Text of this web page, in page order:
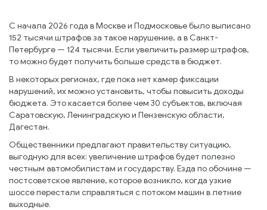
С начала 2026 года в Москве и Подмосковье было выписано
152 тысячи штрафов за такое нарушение, а в Санкт-
Петербурге — 124 тысячи. Если увеличить размер штрафов,
то можно будет получить больше средств в бюджет.
В некоторых регионах, где пока нет камер фиксации
нарушений, их можно установить, чтобы повысить доходы
бюджета. Это касается более чем 30 субъектов, включая
Саратовскую, Ленинградскую и Пензенскую области,
Дагестан.
Общественники предлагают правительству ситуацию,
выгодную для всех: увеличение штрафов будет полезно
честным автомобилистам и государству. Езда по обочине —
постсоветское явление, которое возникло, когда узкие
шоссе перестали справляться с потоком машин в летние
выходные.